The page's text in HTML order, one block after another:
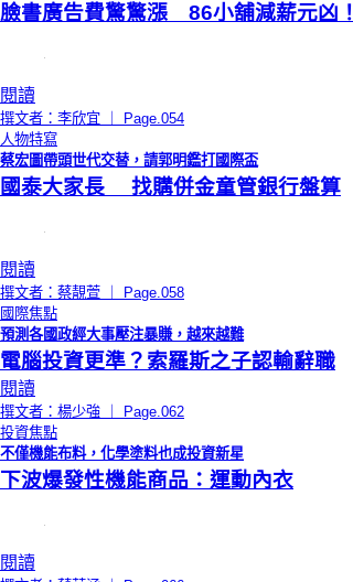
臉書廣告費驚驚漲 86小舖減薪元凶！
閱讀
撰文者：李欣宜 ｜ Page.054
人物特寫
蔡宏圖帶頭世代交替，請郭明鑑打國際盃
國泰大家長 找購併金童管銀行盤算
閱讀
撰文者：蔡靚萱 ｜ Page.058
國際焦點
預測各國政經大事壓注暴賺，越來越難
電腦投資更準？索羅斯之子認輸辭職
閱讀
撰文者：楊少強 ｜ Page.062
投資焦點
不僅機能布料，化學塗料也成投資新星
下波爆發性機能商品：運動內衣
閱讀